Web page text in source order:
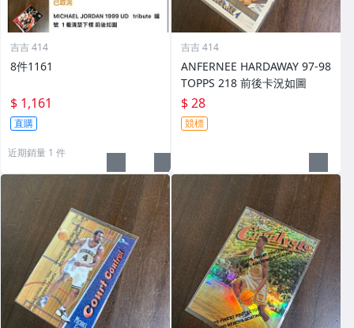
吉吉 414
8件1161
$ 1,161
直購
近期銷量 1 件
吉吉 414
ANFERNEE HARDAWAY 97-98
TOPPS 218 前後卡況如圖
$ 28
競標